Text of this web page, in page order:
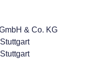
& Co. KG